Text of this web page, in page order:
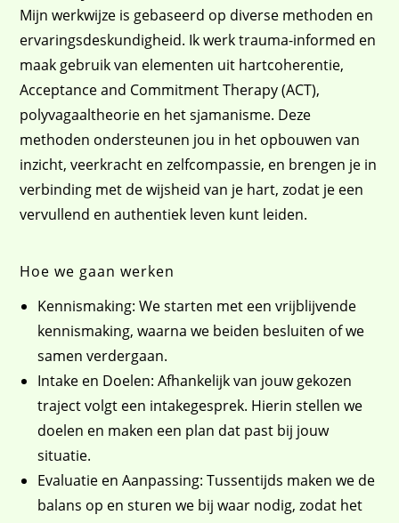
Mijn werkwijze is gebaseerd op diverse methoden en
ervaringsdeskundigheid. Ik werk trauma-informed en
maak gebruik van elementen uit hartcoherentie,
Acceptance and Commitment Therapy (ACT),
polyvagaaltheorie en het sjamanisme. Deze
methoden ondersteunen jou in het opbouwen van
inzicht, veerkracht en zelfcompassie, en brengen je in
verbinding met de wijsheid van je hart, zodat je een
vervullend en authentiek leven kunt leiden.
Hoe we gaan werken
Kennismaking: We starten met een vrijblijvende
kennismaking, waarna we beiden besluiten of we
samen verdergaan.
Intake en Doelen: Afhankelijk van jouw gekozen
traject volgt een intakegesprek. Hierin stellen we
doelen en maken een plan dat past bij jouw
situatie.
Evaluatie en Aanpassing: Tussentijds maken we de
balans op en sturen we bij waar nodig, zodat het